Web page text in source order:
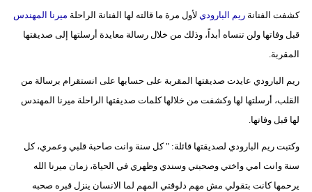
كشفت الفنانةريم البارودي لأول مرة ما قالته لها الفنانة الراحلة ميرنا المهندس
قبل وفاتها ولن تنساه أبداً، وذلك من خلال رسالة معايدة أرسلتها إلى صديقتها
المقربة.
ريم البارودي عايدت صديقتها المقربة على حسابها على انستقرام برسالة من
القلب، أرسلتها لها وكشفت من خلالها كلمات صديقتها الراحلة ميرنا المهندس
لها قبل وفاتها.
وكتبت ريم البارودي لصديقتها قائلة: " كل سنة وانت صاحبة قلبي وعمري، كل
سنة وانت امي واختي وصحبتي وسندي وظهري في الحياة، زمان ميرنا الله
يرحمها كانت بتقولي مش مهم دلوقتي المهم لما الانسان ينزل قبره صحبه